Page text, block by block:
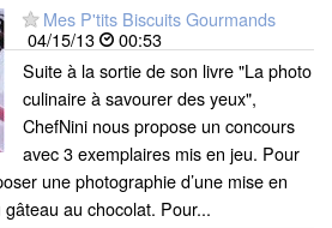
Mes P'tits Biscuits Gourmands
04/15/13
00:53
Suite à la sortie de son livre "La photo
culinaire à savourer des yeux",
ChefNini nous propose un concours
avec 3 exemplaires mis en jeu. Pour
une photographie d’une mise en
au chocolat. Pour...